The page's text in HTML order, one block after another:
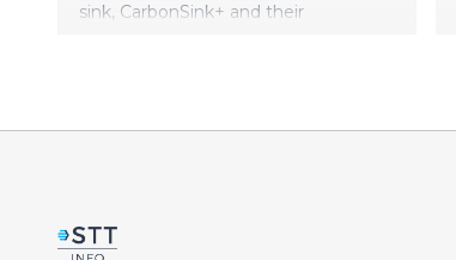
sink, CarbonSink+ and their